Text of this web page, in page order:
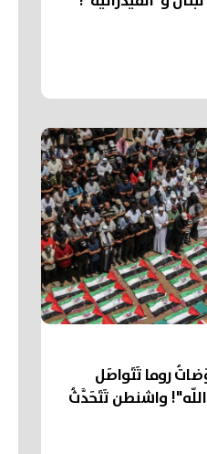
روما تَتَواصَل
واشنطن تَتَحَدَّثُ